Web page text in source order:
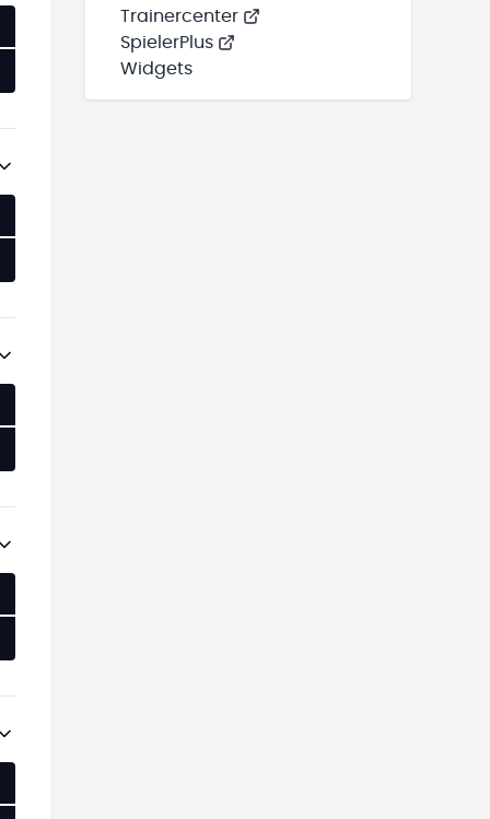
Trainercenter
SpielerPlus
Widgets